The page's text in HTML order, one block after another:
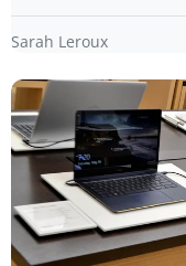
Sarah Leroux